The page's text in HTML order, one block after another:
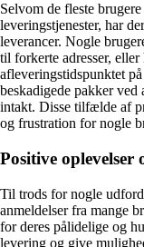
Selvom de fleste
leveringstjenester, har
leverancer. Nogle
til forkerte adresser,
afleveringstidspunktet
beskadigede pakker
intakt. Disse tilfælde af
og frustration for nogle
Positive oplevelser
Til trods for nogle
anmeldelser fra mange
for deres pålidelige og
levering og give